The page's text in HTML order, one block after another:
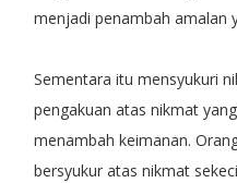
menjadi penambah amalan
Sementara itu mensyukuri
pengakuan atas nikmat
menambah keimanan.
bersyukur atas nikmat